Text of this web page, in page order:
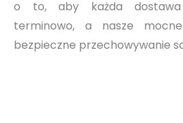
o to, aby każda dostawa
terminowo, a nasze
bezpieczne przechowywanie